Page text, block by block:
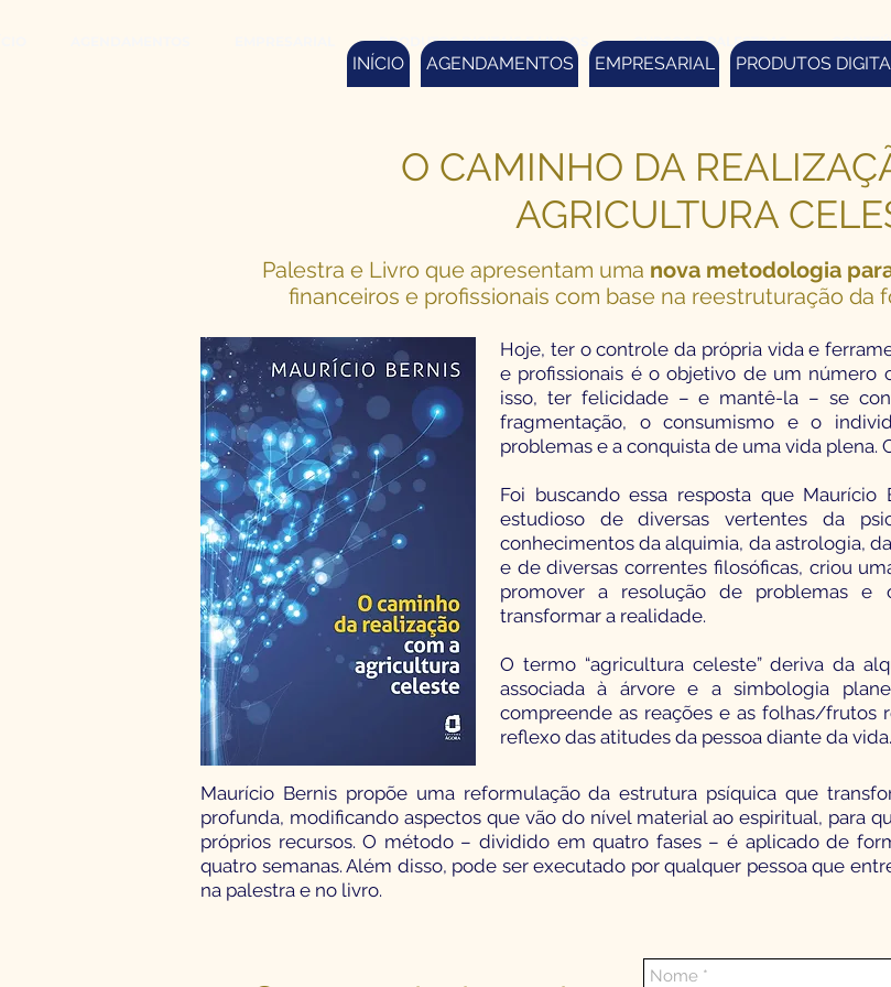
PRODUTOS DIGITAIS E LIVROS CURSOS E PALESTRAS
INÍCIO AGENDAMENTOS EMPRESARIAL PRODUTOS
O CAMINHO DA
AGRICULTURA
Palestra e Livro que apresentam uma nova metodologia
financeiros e profissionais com base na reestruturação da
Hoje, ter o controle da própria vida e
e profissionais é o objetivo de um número
isso, ter felicidade – e mantê-la – se
fragmentação, o consumismo e o
problemas e a conquista de uma vida plena.
Foi buscando essa resposta que
estudioso de diversas vertentes da
conhecimentos da alquimia, da astrologia,
e de diversas correntes filosóficas, criou
promover a resolução de problemas e
transformar a realidade.
O termo “agricultura celeste” deriva da
associada à árvore e a simbologia
compreende as reações e as folhas/frutos
reflexo das atitudes da pessoa diante da vida.
Maurício Bernis propõe uma reformulação da estrutura psíquica que
profunda, modificando aspectos que vão do nível material ao espiritual, para
próprios recursos. O método – dividido em quatro fases – é aplicado de
quatro semanas. Além disso, pode ser executado por qualquer pessoa que
na palestra e no livro.